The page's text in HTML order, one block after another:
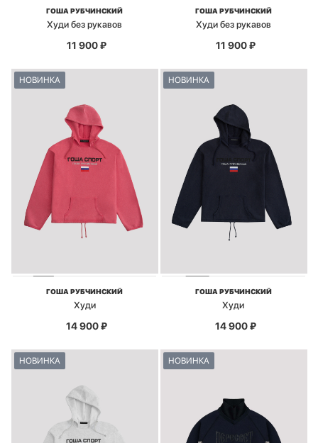
ГОША РУБЧИНСКИЙ
Худи без рукавов
11 900₽
ГОША РУБЧИНСКИЙ
Худи без рукавов
11 900₽
НОВИНКА
ГОША РУБЧИНСКИЙ
Худи
14 900₽
НОВИНКА
ГОША РУБЧИНСКИЙ
Худи
14 900₽
НОВИНКА НОВИНКА